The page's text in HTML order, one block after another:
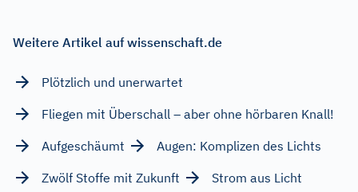
Weitere Artikel auf wissenschaft.de
Plötzlich und unerwartet
Fliegen mit Überschall – aber ohne hörbaren Knall!
Aufgeschäumt
Augen: Komplizen des Lichts
Zwölf Stoffe mit Zukunft
Strom aus Licht